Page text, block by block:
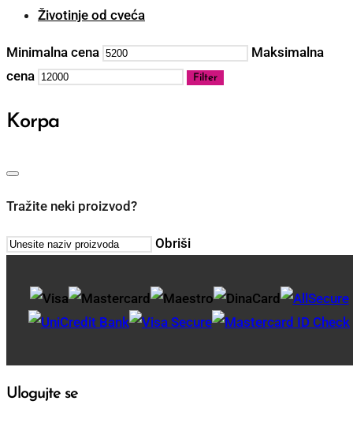
Životinje od cveća
Minimalna cena
Maksimalna
cena
Filter
Korpa
Tražite neki proizvod?
Obriši
Ulogujte se